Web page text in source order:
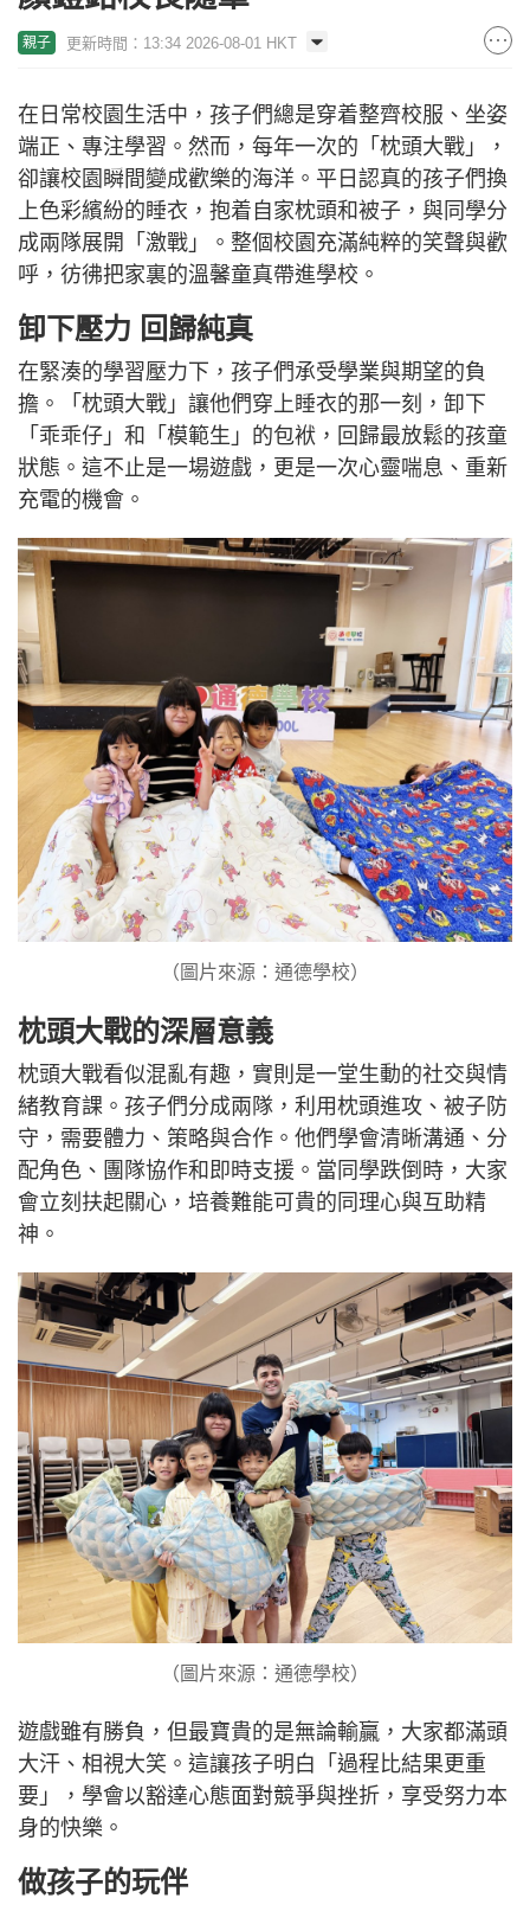
親子 更新時間：13:34 2026-08-01 HKT
在日常校園生活中，孩子們總是穿着整齊校服、坐姿
端正、專注學習。然而，每年一次的「枕頭大戰」，
卻讓校園瞬間變成歡樂的海洋。平日認真的孩子們換
上色彩繽紛的睡衣，抱着自家枕頭和被子，與同學分
成兩隊展開「激戰」。整個校園充滿純粹的笑聲與歡
呼，彷彿把家裏的溫馨童真帶進學校。
卸下壓力 回歸純真
在緊湊的學習壓力下，孩子們承受學業與期望的負
擔。「枕頭大戰」讓他們穿上睡衣的那一刻，卸下
「乖乖仔」和「模範生」的包袱，回歸最放鬆的孩童
狀態。這不止是一場遊戲，更是一次心靈喘息、重新
充電的機會。
（圖片來源：通德學校）
枕頭大戰的深層意義
枕頭大戰看似混亂有趣，實則是一堂生動的社交與情
緒教育課。孩子們分成兩隊，利用枕頭進攻、被子防
守，需要體力、策略與合作。他們學會清晰溝通、分
配角色、團隊協作和即時支援。當同學跌倒時，大家
會立刻扶起關心，培養難能可貴的同理心與互助精
神。
（圖片來源：通德學校）
遊戲雖有勝負，但最寶貴的是無論輸贏，大家都滿頭
大汗、相視大笑。這讓孩子明白「過程比結果更重
要」，學會以豁達心態面對競爭與挫折，享受努力本
身的快樂。
做孩子的玩伴